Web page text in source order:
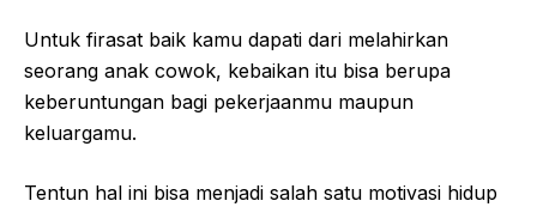
Untuk firasat baik kamu dapati dari melahirkan
seorang anak cowok, kebaikan itu bisa berupa
keberuntungan bagi pekerjaanmu maupun
keluargamu.
Tentun hal ini bisa menjadi salah satu motivasi hidup